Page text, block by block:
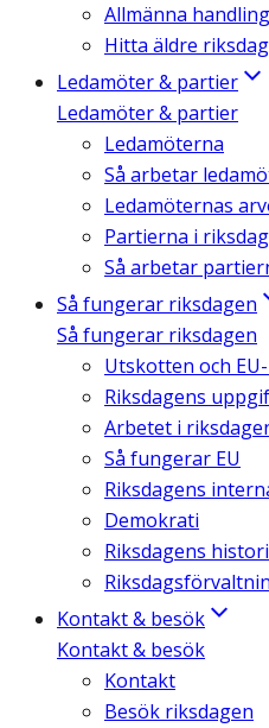
Allmänna
Hitta äldre
Ledamöter & partier
Ledamöter & partier
Ledamöterna
Så arbetar
Ledamöternas
Partierna i
Så arbetar
Så fungerar riksdagen
Så fungerar riksdagen
Utskotten och
Riksdagens
Arbetet i
Så fungerar EU
Riksdagens
Demokrati
Riksdagens
Kontakt & besök
Kontakt & besök
Kontakt
Besök riksdagen